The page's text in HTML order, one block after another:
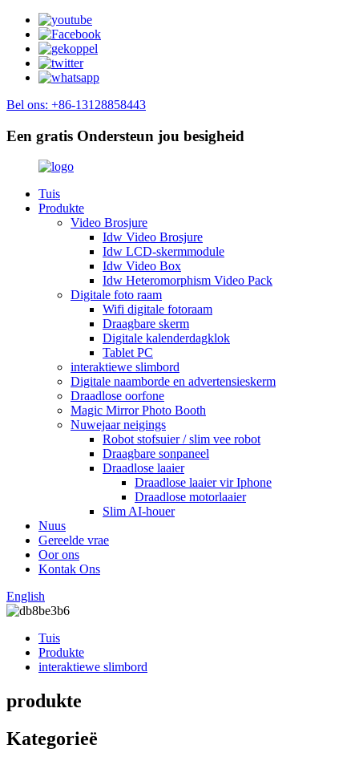
Bel ons: +86-13128858443
Een gratis Ondersteun jou besigheid
Tuis
Produkte
Video Brosjure
Idw Video Brosjure
Idw LCD-skermmodule
Idw Video Box
Idw Heteromorphism Video Pack
Digitale foto raam
Wifi digitale fotoraam
Draagbare skerm
Digitale kalenderdagklok
Tablet PC
interaktiewe slimbord
Digitale naamborde en advertensieskerm
Draadlose oorfone
Magic Mirror Photo Booth
Nuwejaar neigings
Robot stofsuier / slim vee robot
Draagbare sonpaneel
Draadlose laaier
Draadlose laaier vir Iphone
Draadlose motorlaaier
Slim AI-houer
Nuus
Gereelde vrae
Oor ons
Kontak Ons
English
Tuis
Produkte
interaktiewe slimbord
produkte
Kategorieë